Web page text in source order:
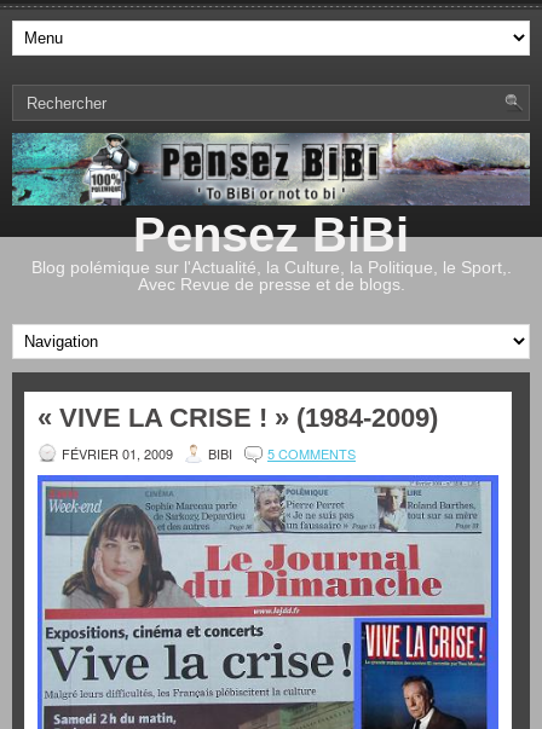
Pensez BiBi
Blog polémique sur l'Actualité, la Culture, la Politique, le Sport,.
Avec Revue de presse et de blogs.
« VIVE LA CRISE ! » (1984-2009)
FÉVRIER 01, 2009 BIBI 5 COMMENTS